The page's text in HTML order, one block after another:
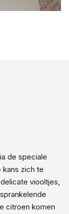
de speciale
zich te
viooltjes,
citroen komen